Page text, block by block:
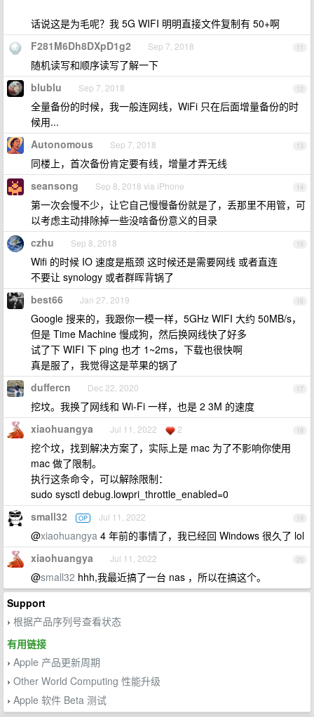
话说这是为毛呢？我 5G WIFI 明明直接文件复制有 50+啊
11
F281M6Dh8DXpD1g2 Sep 7, 2018
随机读写和顺序读写了解一下
12
blublu Sep 7, 2018
全量备份的时候，我一般连网线，WiFi 只在后面增量备份的时
候用...
13
Autonomous Sep 7, 2018
同楼上，首次备份肯定要有线，增量才弄无线
14
seansong Sep 8, 2018 via iPhone
第一次会慢不少，让它自己慢慢备份就是了，丢那里不用管，可
以考虑主动排除掉一些没啥备份意义的目录
15
czhu Sep 8, 2018
Wifi 的时候 IO 速度是瓶颈 这时候还是需要网线 或者直连
不要让 synology 或者群晖背锅了
16
best66 Jan 27, 2019
Google 搜来的，我跟你一模一样，5GHz WIFI 大约 50MB/s，
但是 Time Machine 慢成狗，然后换网线快了好多
试了下 WIFI 下 ping 也才 1~2ms，下载也很快啊
真是服了，我觉得这是苹果的锅了
17
duffercn Dec 22, 2020
挖坟。我换了网线和 Wi-Fi 一样，也是 2 3M 的速度
18
xiaohuangya Jul 11, 2022 2
挖个坟，找到解决方案了，实际上是 mac 为了不影响你使用
mac 做了限制。
执行这条命令，可以解除限制：
sudo sysctl debug.lowpri_throttle_enabled=0
19
small32 OP Jul 11, 2022
@xiaohuangya 4 年前的事情了，我已经回 Windows 很久了 lol
20
xiaohuangya Jul 11, 2022
@small32 hhh,我最近搞了一台 nas ，所以在搞这个。
Support
› 根据产品序列号查看状态
有用链接
› Apple 产品更新周期
› Other World Computing 性能升级
› Apple 软件 Beta 测试